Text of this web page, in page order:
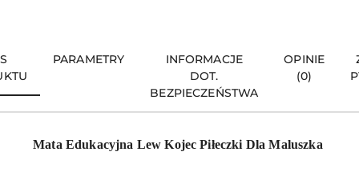
PARAMETRY
INFORMACJE
DOT.
BEZPIECZEŃSTWA
OPINIE
(0)
Mata Edukacyjna Lew Kojec Piłeczki Dla Maluszka